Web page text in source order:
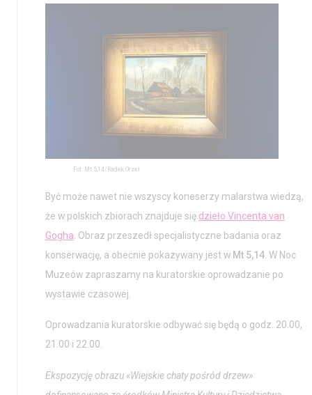
Wystawy / Wydarzenia
Nauka
Edukacja
Projekty
Kolekcja im. Jana
Pawła II
Fot. Mt 5,14/Radek Orzeł
Być może nawet nie wszyscy koneserzy malarstwa wiedzą,
że w polskich zbiorach znajduje się dzieło Vincenta van
Gogha . Obraz przeszedł specjalistyczne badania oraz
konserwację, a obecnie pokazywany jest w Mt 5,14 . W Noc
Muzeów zapraszamy na kuratorskie oprowadzanie po
wystawie czasowej.
Oprowadzania kuratorskie odbywać się będą o godz. 20.00,
21.00 i 22.00.
Ekspozycję obrazu «Wiejskie chaty pośród drzew»